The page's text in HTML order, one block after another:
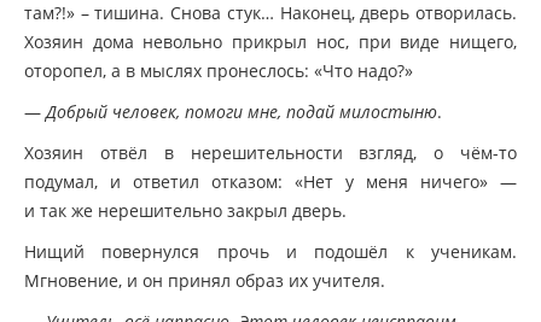
там?!» – тишина. Снова стук… Наконец, дверь отворилась.
Хозяин дома невольно прикрыл нос, при виде нищего,
оторопел, а в мыслях пронеслось: «Что надо?»
—Добрый человек, помоги мне, подай милостыню.
Хозяин отвёл в нерешительности взгляд, о чём-то
подумал, и ответил отказом: «Нет у меня ничего» —
и так же нерешительно закрыл дверь.
Нищий повернулся прочь и подошёл к ученикам.
Мгновение, и он принял образ их учителя.